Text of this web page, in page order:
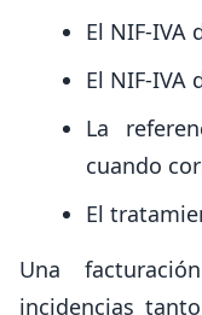
El NIF-IVA
El NIF-IVA
La
cuando
El
Una
incidencias